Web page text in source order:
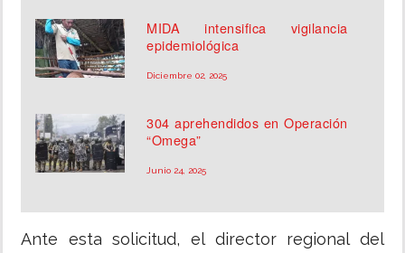
MIDA intensifica vigilancia
epidemiológica
Diciembre 02, 2025
304 aprehendidos en Operación
“Omega”
Junio 24, 2025
Ante esta solicitud, el director regional del